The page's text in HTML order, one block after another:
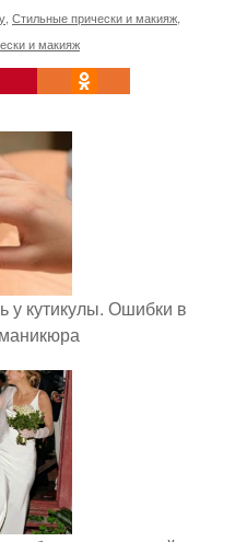
Стильные прически и макияж
и макияж
у кутикулы. Ошибки в